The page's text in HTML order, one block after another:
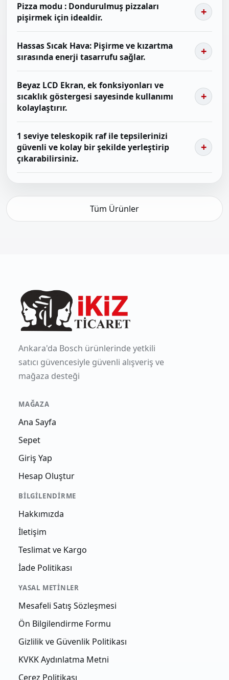
Pizza modu : Dondurulmuş pizzaları
pişirmek için idealdir.
Hassas Sıcak Hava: Pişirme ve kızartma
sırasında enerji tasarrufu sağlar.
Beyaz LCD Ekran, ek fonksiyonları ve
sıcaklık göstergesi sayesinde kullanımı
kolaylaştırır.
1 seviye teleskopik raf ile tepsilerinizi
güvenli ve kolay bir şekilde yerleştirip
çıkarabilirsiniz.
Tüm Ürünler
Ankara'da Bosch ürünlerinde yetkili
satıcı güvencesiyle güvenli alışveriş ve
mağaza desteği
MAĞAZA
Ana Sayfa
Sepet
Giriş Yap
Hesap Oluştur
BILGILENDIRME
Hakkımızda
İletişim
Teslimat ve Kargo
İade Politikası
YASAL METINLER
Mesafeli Satış Sözleşmesi
Ön Bilgilendirme Formu
Gizlilik ve Güvenlik Politikası
KVKK Aydınlatma Metni
Çerez Politikası